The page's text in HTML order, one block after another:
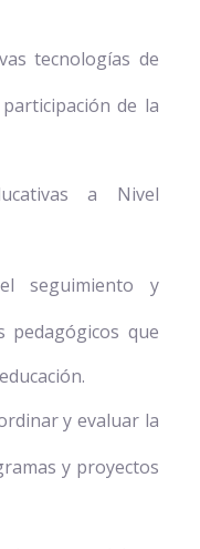
tecnologías de
de la
a Nivel
seguimiento y
pedagógicos que
y evaluar la
y proyectos